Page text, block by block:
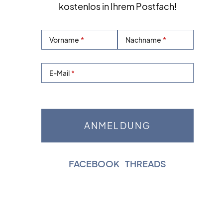
kostenlos in Ihrem Postfach!
Vorname Nachname
E-Mail
FACEBOOK THREADS